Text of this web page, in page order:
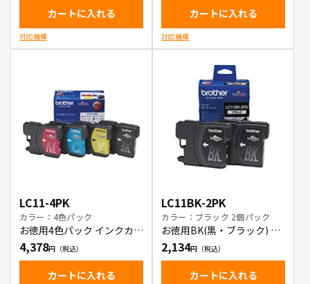
カートに入れる
対応機種
カートに入れる
対応機種
LC11-4PK
カラー：4色パック
お徳用4色パック インクカー
トリッジ
4,378
カートに入れる
LC11BK-2PK
カラー：ブラック 2個パック
お徳用BK(黒・ブラック) 2
本パック インクカートリッ
ジ
2,134
カートに入れる